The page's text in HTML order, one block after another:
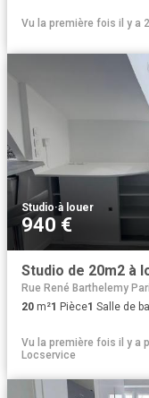
Vu la première fois il y a
Studio·à louer
940 €
Studio de 20m2 à
Rue René Barthelemy
20 m²1 Pièce1 Salle de
Vu la première fois il y a
Locservice